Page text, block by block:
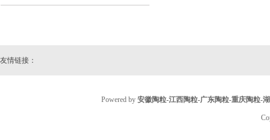
友情链接：
Powered by 安徽陶粒-江西陶粒-广东陶粒-重庆陶粒-